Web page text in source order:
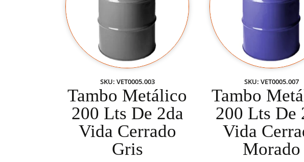
SKU: VET0005.003
Tambo Metálico
200 Lts De 2da
Vida Cerrado
Gris
SKU: VET0005.007
Tambo
200 Lts De
Vida
Morado